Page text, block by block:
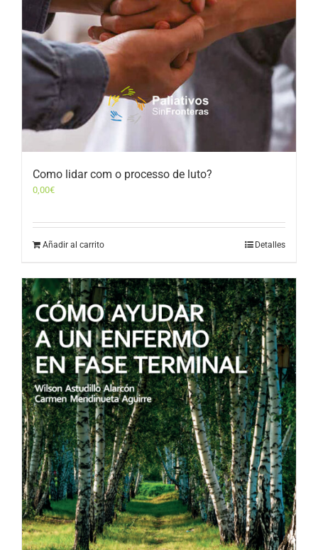
Como lidar com o processo de luto?
0,00€
Añadir al carrito Detalles